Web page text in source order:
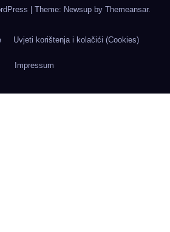
Theme: Newsup by Themeansar.
Uvjeti korištenja i kolačići (Cookies)
Impressum